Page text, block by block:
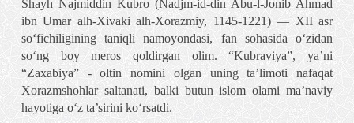
Shayh Najmiddin Kubro (Nadjm-id-din Abu-l-Jonib Ahmad
ibn Umar alh-Xivaki alh-Xorazmiy, 1145-1221) — XII asr
so‘fichiligining taniqli namoyondasi, fan sohasida o‘zidan
so‘ng boy meros qoldirgan olim. “Kubraviya”, ya’ni
“Zaxabiya” - oltin nomini olgan uning ta’limoti nafaqat
Xorazmshohlar saltanati, balki butun islom olami ma’naviy
hayotiga o‘z ta’sirini ko‘rsatdi.